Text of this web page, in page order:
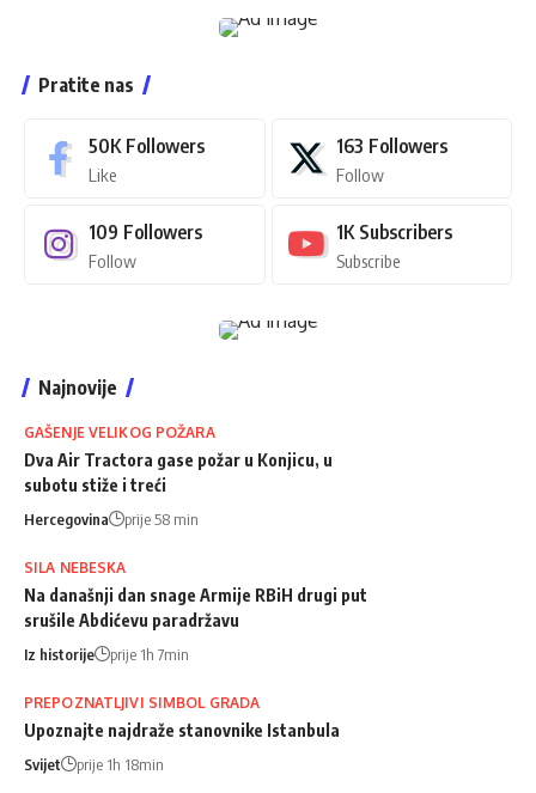
Pratite nas
50K Followers
Like
163 Followers
Follow
109 Followers
Follow
1K Subscribers
Subscribe
Najnovije
GAŠENJE VELIKOG POŽARA
Dva Air Tractora gase požar u Konjicu, u
subotu stiže i treći
Hercegovina prije 58 min
SILA NEBESKA
Na današnji dan snage Armije RBiH drugi put
srušile Abdićevu paradržavu
Iz historije prije 1h 7min
PREPOZNATLJIVI SIMBOL GRADA
Upoznajte najdraže stanovnike Istanbula
Svijet prije 1h 18min